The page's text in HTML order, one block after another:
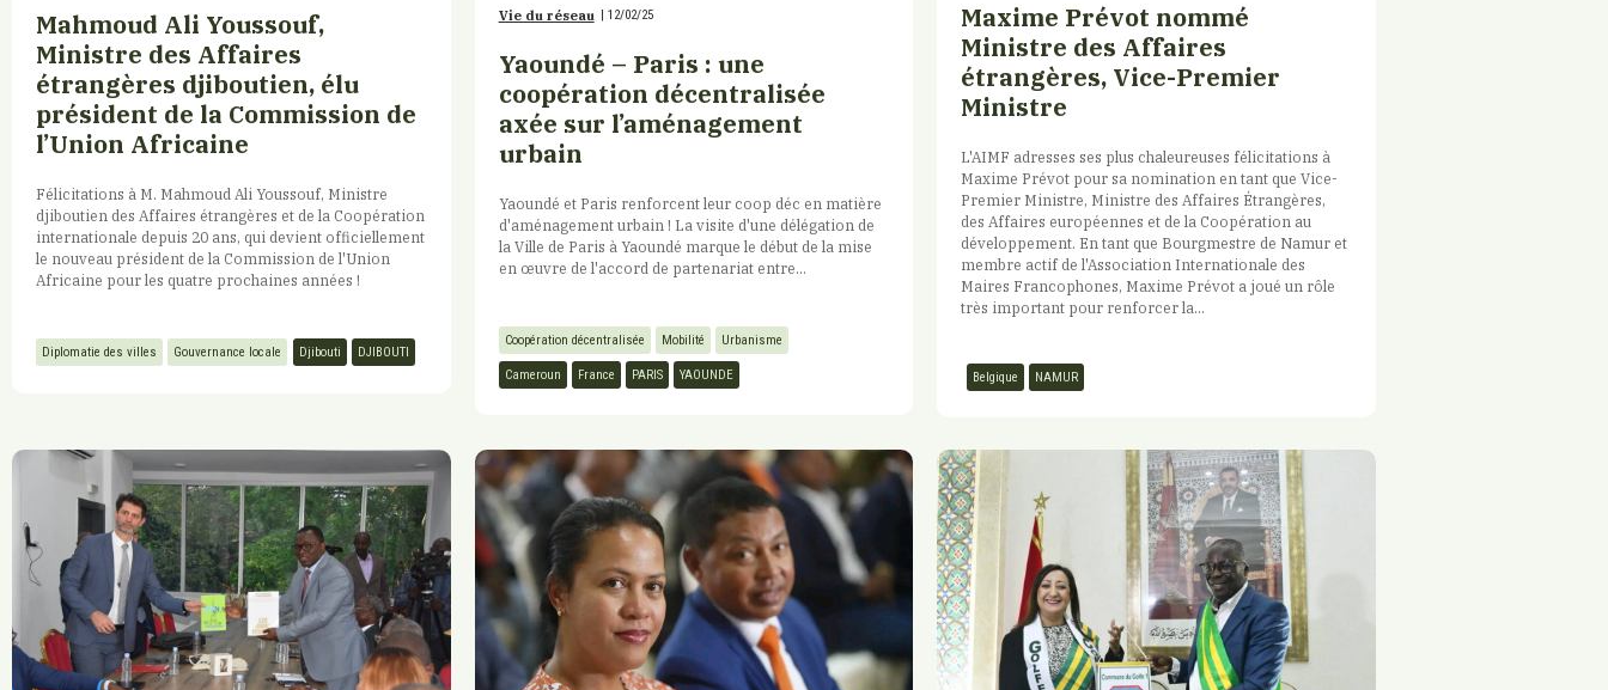
Mahmoud Ali Youssouf,
Ministre des Affaires
étrangères djiboutien, élu
président de la Commission de
l’Union Africaine
Félicitations à M. Mahmoud Ali Youssouf, Ministre
djiboutien des Affaires étrangères et de la Coopération
internationale depuis 20 ans, qui devient officiellement
le nouveau président de la Commission de l'Union
Africaine pour les quatre prochaines années !
Diplomatie des villes Gouvernance locale Djibouti DJIBOUTI
Vie du réseau | 12/02/25
Yaoundé – Paris : une
coopération décentralisée
axée sur l’aménagement
urbain
Yaoundé et Paris renforcent leur coop déc en matière
d'aménagement urbain ! La visite d'une délégation de
la Ville de Paris à Yaoundé marque le début de la mise
en œuvre de l'accord de partenariat entre...
Coopération décentralisée Mobilité Urbanisme
Cameroun France PARIS YAOUNDE
Maxime Prévot nommé
Ministre des Affaires
étrangères, Vice-Premier
Ministre
L'AIMF adresses ses plus chaleureuses félicitations à
Maxime Prévot pour sa nomination en tant que Vice-
Premier Ministre, Ministre des Affaires Étrangères,
des Affaires européennes et de la Coopération au
développement. En tant que Bourgmestre de Namur et
membre actif de l'Association Internationale des
Maires Francophones, Maxime Prévot a joué un rôle
très important pour renforcer la...
Belgique NAMUR